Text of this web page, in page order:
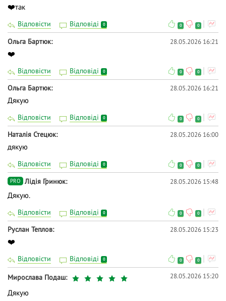
❤️так
Відповісти Відповіді 0 0 0
Ольга Бартюк 28.05.2026 16:21
❤️
Відповісти Відповіді 0 0 0
Ольга Бартюк 28.05.2026 16:21
Дякую
Відповісти Відповіді 0 0 0
Наталія Стецюк 28.05.2026 16:00
дякую
Відповісти Відповіді 0 0 0
PRO Лідія Гринюк 28.05.2026 15:48
Дякую.
Відповісти Відповіді 0 0 0
Руслан Теплов 28.05.2026 15:23
❤️
Відповісти Відповіді 0 0 0
Мирослава Подаш 28.05.2026 15:20
Дякую